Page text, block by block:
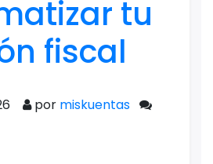
tu
fiscal
por miskuentas